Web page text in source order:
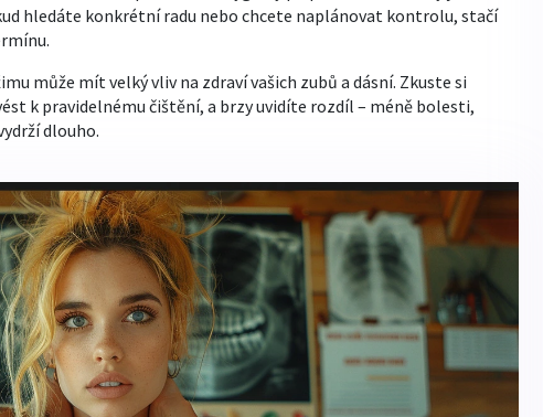
hledáte konkrétní radu nebo chcete naplánovat kontrolu, stačí
může mít velký vliv na zdraví vašich zubů a dásní. Zkuste si
k pravidelnému čištění, a brzy uvidíte rozdíl – méně bolesti,
dlouho.